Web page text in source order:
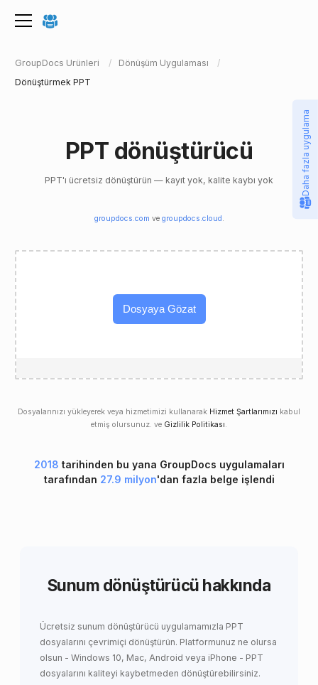
GroupDocs Ürünleri
Dönüşüm Uygulaması
Dönüştürmek PPT
PPT dönüştürücü
PPT'ı ücretsiz dönüştürün — kayıt yok, kalite kaybı yok
groupdocs.com ve groupdocs.cloud .
Dosyaya Gözat
Dosyalarınızı yükleyerek veya hizmetimizi kullanarak Hizmet Şartlarımızı kabul
etmiş olursunuz. ve Gizlilik Politikası.
2018 tarihinden bu yana GroupDocs uygulamaları
tarafından 27.9 milyon'dan fazla belge işlendi
Sunum dönüştürücü hakkında
Ücretsiz sunum dönüştürücü uygulamamızla PPT
dosyalarını çevrimiçi dönüştürün. Platformunuz ne olursa
olsun - Windows 10, Mac, Android veya iPhone - PPT
dosyalarını kaliteyi kaybetmeden dönüştürebilirsiniz.
Daha fazla uygulama